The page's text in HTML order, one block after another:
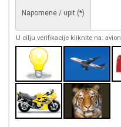
Napomene / upit (*)
U cilju verifikacije kliknite na: avion